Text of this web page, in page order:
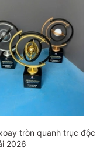
tròn quanh trục độc
2026